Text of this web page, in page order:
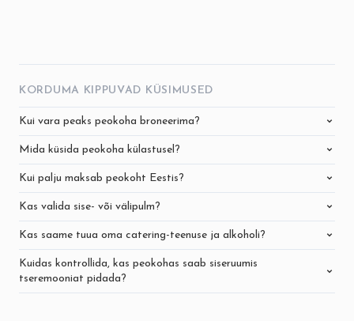
KORDUMA KIPPUVAD KÜSIMUSED
Kui vara peaks peokoha broneerima?
Mida küsida peokoha külastusel?
Kui palju maksab peokoht Eestis?
Kas valida sise- või välipulm?
Kas saame tuua oma catering-teenuse ja alkoholi?
Kuidas kontrollida, kas peokohas saab siseruumis
tseremooniat pidada?